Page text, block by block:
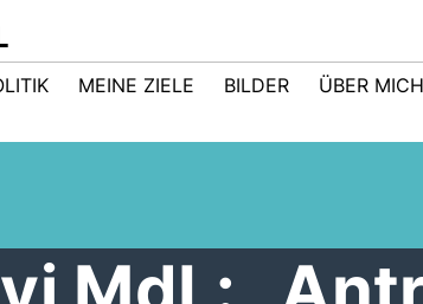
MEINE ZIELE BILDER ÜBER MICH